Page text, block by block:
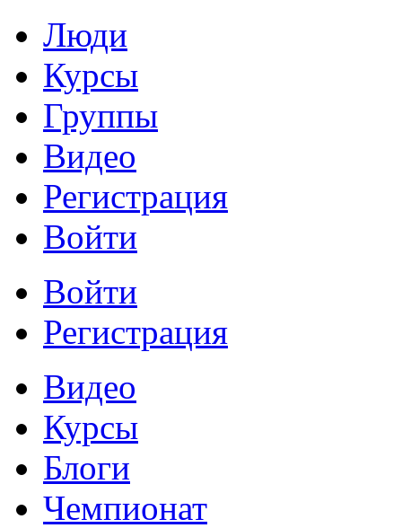
Люди
Курсы
Группы
Видео
Регистрация
Войти
Войти
Регистрация
Видео
Курсы
Блоги
Чемпионат